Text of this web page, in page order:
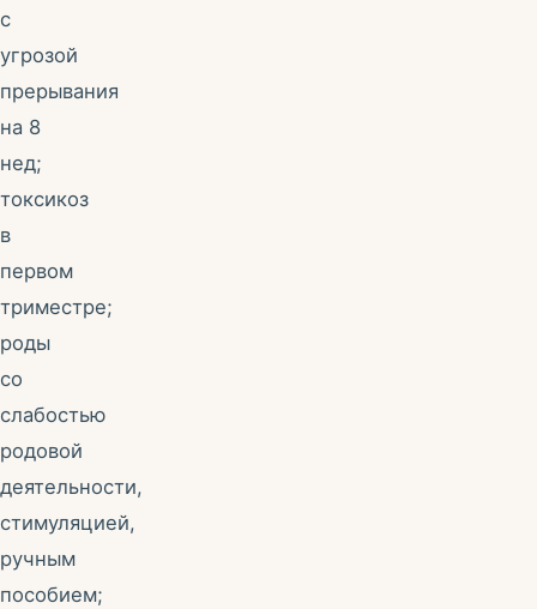
с
угрозой
прерывания
на 8
нед;
токсикоз
в
первом
триместре;
роды
со
слабостью
родовой
деятельности,
стимуляцией,
ручным
пособием;